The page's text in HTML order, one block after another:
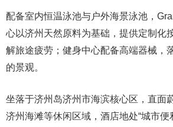
配备室内恒温泳池与户外海景泳池，
心以济州天然原料为基础，提供定制化
解旅途疲劳；健身中心配备高端器械，
的景观。
坐落于济州岛济州市海滨核心区，直面
济州海滩等休闲区域，酒店地处“城市便